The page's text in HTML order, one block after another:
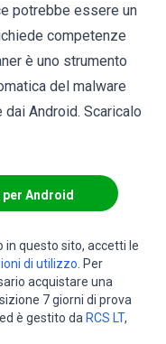
potrebbe essere un
competenze
è uno strumento
del malware
Android. Scaricalo
per Android
questo sito, accetti le
di utilizzo . Per
acquistare una
7 giorni di prova
è gestito da RCS LT,